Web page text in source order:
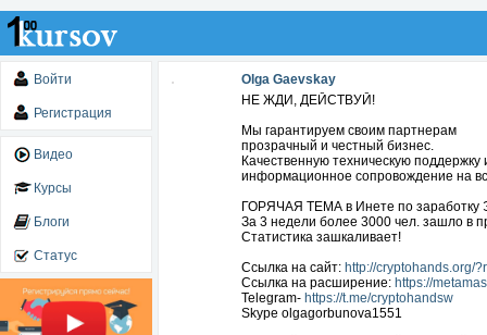
Войти
Регистрация
Видео
Курсы
Блоги
Статус
Olga Gaevskay
НЕ ЖДИ, ДЕЙСТВУЙ!
Мы гарантируем своим партнерам
прозрачный и честный бизнес.
Качественную техническую поддержку
информационное сопровождение на
ГОРЯЧАЯ ТЕМА в Инете по заработку
За 3 недели более 3000 чел. зашло в
Статистика зашкаливает!
Ссылка на сайт: http://cryptohands.org/
Ссылка на расширение: https://
Telegram- https://t.me/cryptohandsw
Skype olgagorbunova1551